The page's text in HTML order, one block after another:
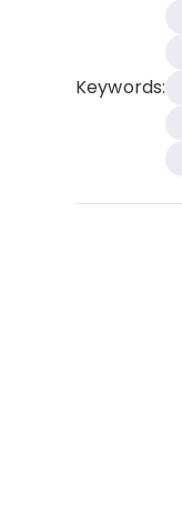
Keywords: